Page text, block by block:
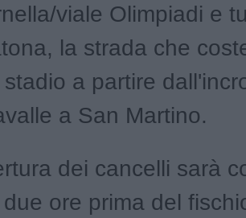
viale Olimpiadi e
la strada che
a partire
a San Martino.
dei cancelli sarà
ore prima del